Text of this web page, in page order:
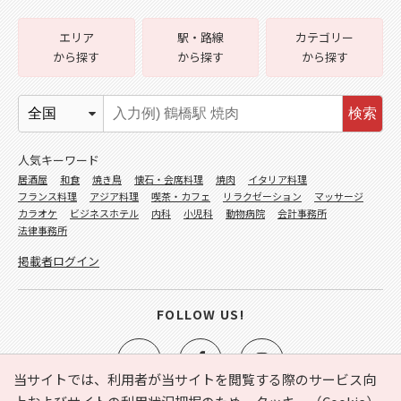
当サイトでは、利用者が当サイトを閲覧する際のサービス向
エリア
から探す
駅・路線
から探す
カテゴリー
から探す
検索
人気キーワード
居酒屋 和食 焼き鳥 懐石・会席料理 焼肉
イタリア料理
フランス料理
アジア料理 喫茶・カフェ リラクゼーション
マッサージ
カラオケ
ビジネスホテル 内科 小児科 動物病院
会計事務所
法律事務所
掲載者ログイン
FOLLOW US!